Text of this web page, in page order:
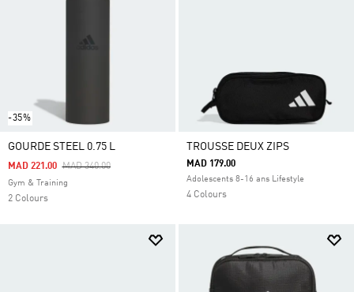
-35%
GOURDE STEEL 0.75 L
Price Reduced From
MAD 340.00To
MAD 221.00
Gym & Training
2 Colours
TROUSSE DEUX ZIPS
MAD 179.00
Adolescents 8-16 ans Lifestyle
4 Colours